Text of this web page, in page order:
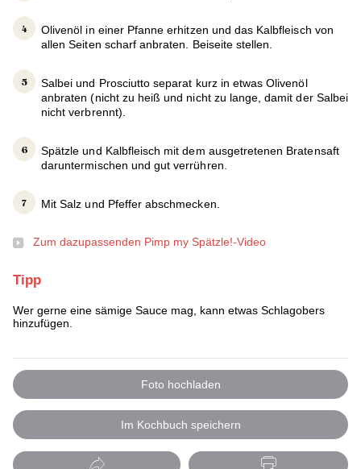
Olivenöl in einer Pfanne erhitzen und das Kalbfleisch von
allen Seiten scharf anbraten. Beiseite stellen.
Salbei und Prosciutto separat kurz in etwas Olivenöl
anbraten (nicht zu heiß und nicht zu lange, damit der Salbei
nicht verbrennt).
Spätzle und Kalbfleisch mit dem ausgetretenen Bratensaft
daruntermischen und gut verrühren.
Mit Salz und Pfeffer abschmecken.
Zum dazupassenden Pimp my Spätzle!-Video
Tipp
Wer gerne eine sämige Sauce mag, kann etwas Schlagobers
hinzufügen.
Foto hochladen
Im Kochbuch speichern